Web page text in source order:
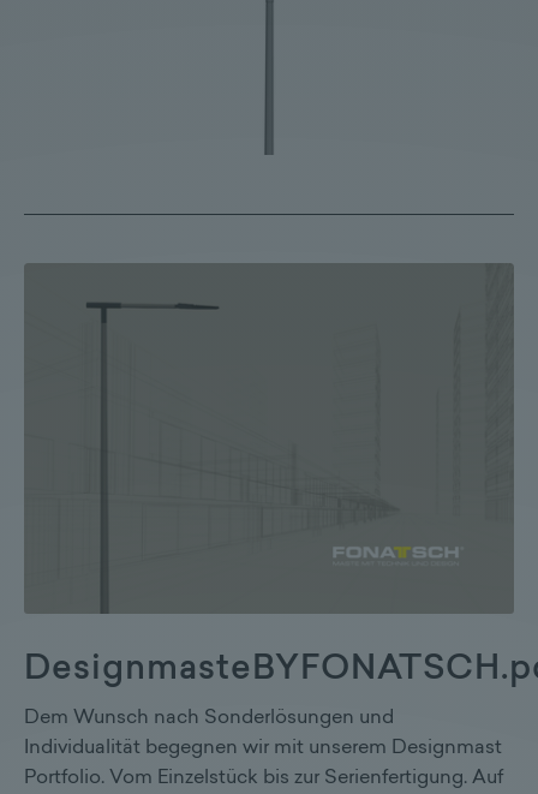
Dem Wunsch nach Sonderlösungen und
Individualität begegnen wir mit unserem Designmast
Portfolio. Vom Einzelstück bis zur Serienfertigung. Auf